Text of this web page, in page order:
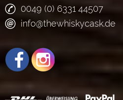
0049 (0) 6331 44507
info@thewhiskycask.de